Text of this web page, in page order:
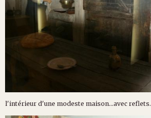
l'intérieur d'une modeste maison...avec reflets.